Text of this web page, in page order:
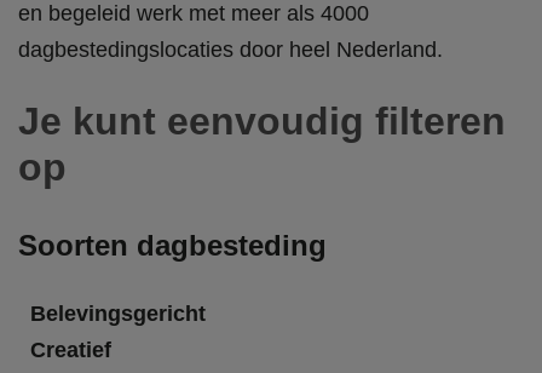
en begeleid werk met meer als 4000
dagbestedingslocaties door heel Nederland.
Je kunt eenvoudig filteren
op
Soorten dagbesteding
Belevingsgericht
Creatief